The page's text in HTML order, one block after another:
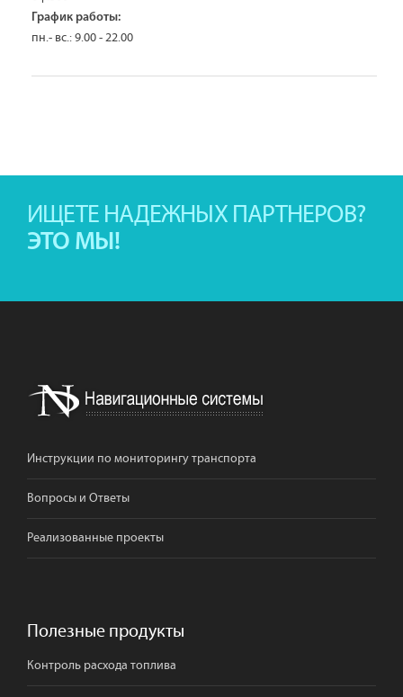
График работы:
пн.- вс.: 9.00 - 22.00
ИЩЕТЕ НАДЕЖНЫХ ПАРТНЕРОВ?
ЭТО МЫ!
Инструкции по мониторингу транспорта
Вопросы и Ответы
Реализованные проекты
Полезные продукты
Контроль расхода топлива